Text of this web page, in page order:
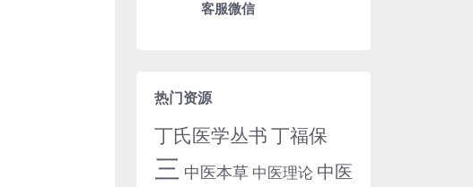
客服微信
热门资源
丁氏医学丛书丁福保
三 中医本草 中医理论 中医